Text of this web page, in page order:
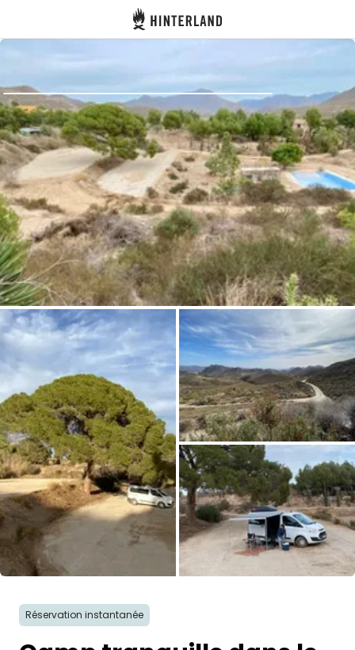
Hinterland
Se connecter
Créer un compte
Devenir hôte·sse
Emplacements
Hébergements
Routes
Demande à Howdy
Inspiration photo
Conseils et inspirations
Récits d'aventures
Bons cadeaux
Shop
Réservation instantanée